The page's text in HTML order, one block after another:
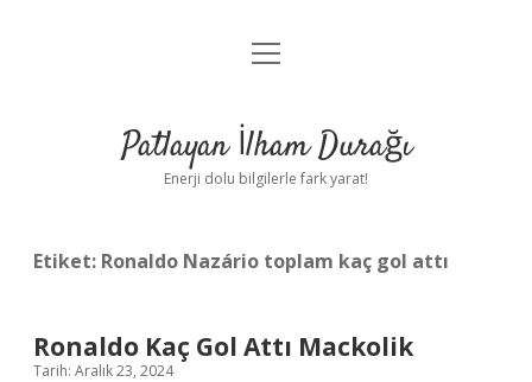
Anasayfa
Yasal Uyarı
menüyü
Patlayan İlham Durağı
Enerji dolu bilgilerle fark yarat!
Etiket: Ronaldo Nazário toplam kaç gol attı
Ronaldo Kaç Gol Attı Mackolik
Tarih: Aralık 23, 2024